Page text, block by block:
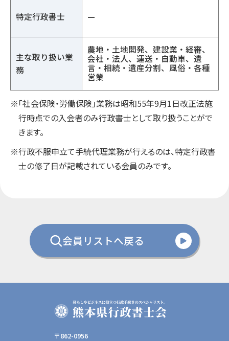
特定行政書士 —
主な取り扱い業
務
農地・土地開発、建設業・経審、
会社・法人、運送・自動車、遺
言・相続・遺産分割、風俗・各種
営業
※「社会保険・労働保険」業務は昭和55年9月1日改正法施
行時点での入会者のみ行政書士として取り扱うことがで
きます。
※行政不服申立て手続代理業務が行えるのは、特定行政書
士の修了日が記載されている会員のみです。
会員リストへ戻る
〒862-0956